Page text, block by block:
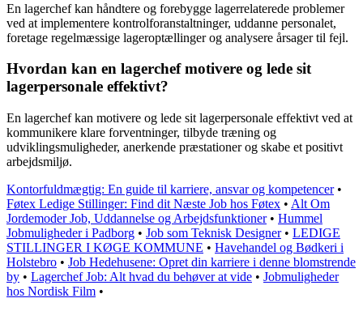
En lagerchef kan håndtere og forebygge lagerrelaterede problemer
ved at implementere kontrolforanstaltninger, uddanne personalet,
foretage regelmæssige lageroptællinger og analysere årsager til fejl.
Hvordan kan en lagerchef motivere og lede sit
lagerpersonale effektivt?
En lagerchef kan motivere og lede sit lagerpersonale effektivt ved at
kommunikere klare forventninger, tilbyde træning og
udviklingsmuligheder, anerkende præstationer og skabe et positivt
arbejdsmiljø.
Kontorfuldmægtig: En guide til karriere, ansvar og kompetencer•
Føtex Ledige Stillinger: Find dit Næste Job hos Føtex • Alt Om
Jordemoder Job, Uddannelse og Arbejdsfunktioner• Hummel
Jobmuligheder i Padborg • Job som Teknisk Designer• LEDIGE
STILLINGER I KØGE KOMMUNE • Havehandel og Bødkeri i
Holstebro • Job Hedehusene: Opret din karriere i denne blomstrende
by • Lagerchef Job: Alt hvad du behøver at vide • Jobmuligheder
hos Nordisk Film •